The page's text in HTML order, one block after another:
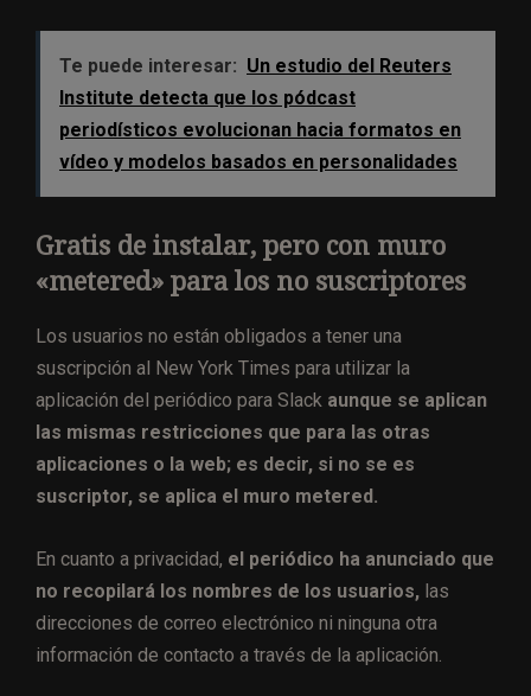
Te puede interesar: Un estudio del Reuters
Institute detecta que los pódcast
periodísticos evolucionan hacia formatos en
vídeo y modelos basados en personalidades
Gratis de instalar, pero con muro
«metered» para los no suscriptores
Los usuarios no están obligados a tener una
suscripción al New York Times para utilizar la
aplicación del periódico para Slack aunque se aplican
las mismas restricciones que para las otras
aplicaciones o la web; es decir, si no se es
suscriptor, se aplica el muro metered.
En cuanto a privacidad, el periódico ha anunciado que
no recopilará los nombres de los usuarios, las
direcciones de correo electrónico ni ninguna otra
información de contacto a través de la aplicación.